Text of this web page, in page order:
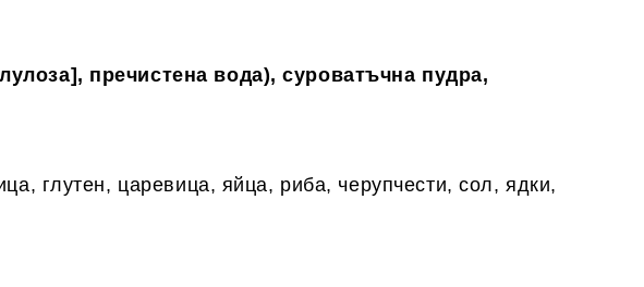
пречистена вода), суроватъчна пудра,
глутен, царевица, яйца, риба, черупчести, сол, ядки,